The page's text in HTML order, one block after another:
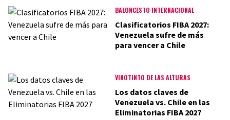
BALONCESTO INTERNACIONAL
Clasificatorios FIBA 2027:
Venezuela sufre de más
para vencer a Chile
VINOTINTO DE LAS ALTURAS
Los datos claves de
Venezuela vs. Chile en las
Eliminatorias FIBA 2027